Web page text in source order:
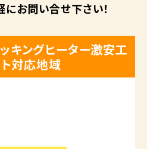
にお問い合せ下さい！
キングヒーター激安工
対応地域